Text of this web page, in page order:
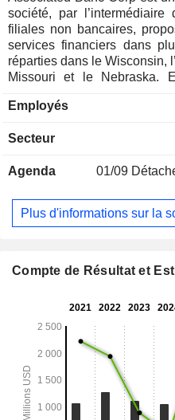
société, par
filiales non bancaires,
services financiers dans
réparties dans le Wisconsin,
Missouri et le Nebraska.
l’État de New York,
clientèle variée,
but non lucratif, les
ainsi que
œuvre, au financement et
en proposant des
regroupe les principales
et comprend les revenus et
Employés
Secteur
Agenda 01/09
Plus d'informations sur la
Compte de Résultat et